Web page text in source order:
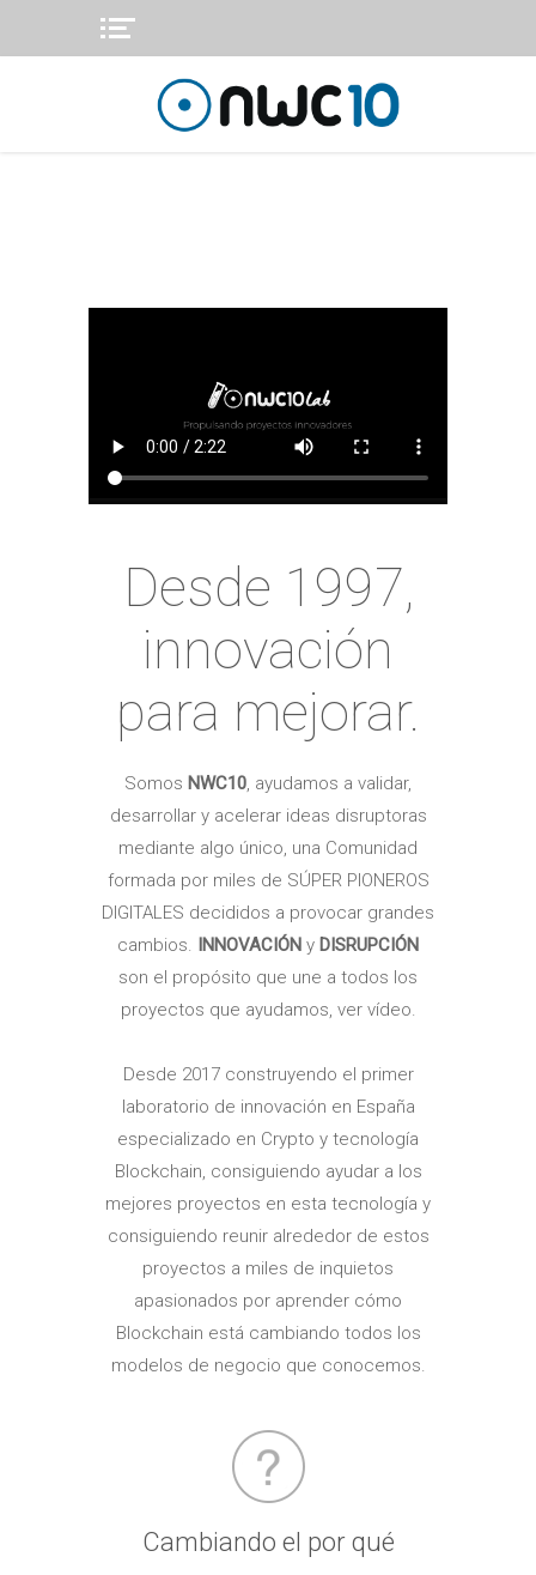
Desde 1997,
innovación
para mejorar.
Somos NWC10, ayudamos a validar,
desarrollar y acelerar ideas disruptoras
mediante algo único, una Comunidad
formada por miles de SÚPER PIONEROS
DIGITALES decididos a provocar grandes
cambios. INNOVACIÓN y DISRUPCIÓN
son el propósito que une a todos los
proyectos que ayudamos, ver vídeo.
Desde 2017 construyendo el primer
laboratorio de innovación en España
especializado en Crypto y tecnología
Blockchain, consiguiendo ayudar a los
mejores proyectos en esta tecnología y
consiguiendo reunir alrededor de estos
proyectos a miles de inquietos
apasionados por aprender cómo
Blockchain está cambiando todos los
modelos de negocio que conocemos.
Cambiando el por qué